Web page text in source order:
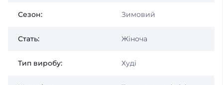
Сезон: Зимовий
Стать: Жіноча
Тип виробу: Худі